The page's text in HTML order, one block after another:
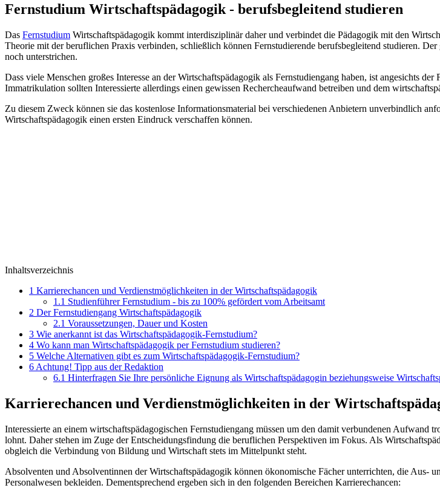
Fernstudium Wirtschaftspädagogik - berufsbegleitend studieren
Das Fernstudium Wirtschaftspädagogik kommt interdisziplinär daher und verbindet die Pädagogik mit den
Theorie mit der beruflichen Praxis verbinden, schließlich können Fernstudierende berufsbegleitend studieren.
noch unterstrichen.
Dass viele Menschen großes Interesse an der Wirtschaftspädagogik als Fernstudiengang haben, ist angesichts
Immatrikulation sollten Interessierte allerdings einen gewissen Rechercheaufwand betreiben und dem
Zu diesem Zweck können sie das kostenlose Informationsmaterial bei verschiedenen Anbietern unverbindlich
Wirtschaftspädagogik einen ersten Eindruck verschaffen können.
Inhaltsverzeichnis
1 Karrierechancen und Verdienstmöglichkeiten in der Wirtschaftspädagogik
1.1 Studienführer Fernstudium - bis zu 100% gefördert vom Arbeitsamt
2 Der Fernstudiengang Wirtschaftspädagogik
2.1 Voraussetzungen, Dauer und Kosten
3 Wie anerkannt ist das Wirtschaftspädagogik-Fernstudium?
4 Wo kann man Wirtschaftspädagogik per Fernstudium studieren?
5 Welche Alternativen gibt es zum Wirtschaftspädagogik-Fernstudium?
6 Achtung! Tipp aus der Redaktion
6.1 Hinterfragen Sie Ihre persönliche Eignung als Wirtschaftspädagogin beziehungsweise
Karrierechancen und Verdienstmöglichkeiten in der
Interessierte an einem wirtschaftspädagogischen Fernstudiengang müssen um den damit verbundenen
lohnt. Daher stehen im Zuge der Entscheidungsfindung die beruflichen Perspektiven im Fokus. Als
obgleich die Verbindung von Bildung und Wirtschaft stets im Mittelpunkt steht.
Absolventen und Absolventinnen der Wirtschaftspädagogik können ökonomische Fächer unterrichten, die Aus-
Personalwesen bekleiden. Dementsprechend ergeben sich in den folgenden Bereichen Karrierechancen: